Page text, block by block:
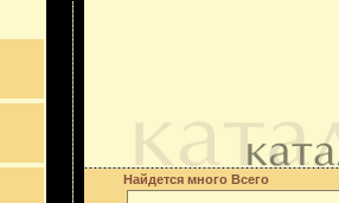
Найдется много Всего